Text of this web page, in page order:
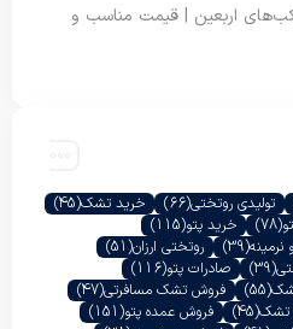
اربعین | قیمت مناسب و
تولیدی روتختی(66) خرید تشک(45)
(78) خرید پتو(115)
نرمینه(39) روتختی ارزان(51)
(39) صادرات پتو(116)
(55) فروش تشک مسافرتی(47)
تشک(45) فروش عمده پتو(151)